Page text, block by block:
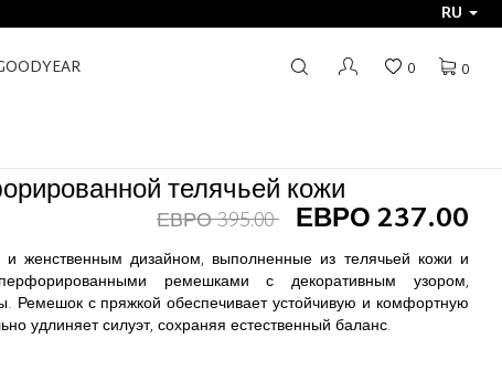
RU
0
0
телячьей кожи
ЕВРО 395.00 ЕВРО 237.00
женственным дизайном, выполненные из телячьей кожи и
ремешками с декоративным узором,
Ремешок с пряжкой обеспечивает устойчивую и комфортную
удлиняет силуэт, сохраняя естественный баланс.